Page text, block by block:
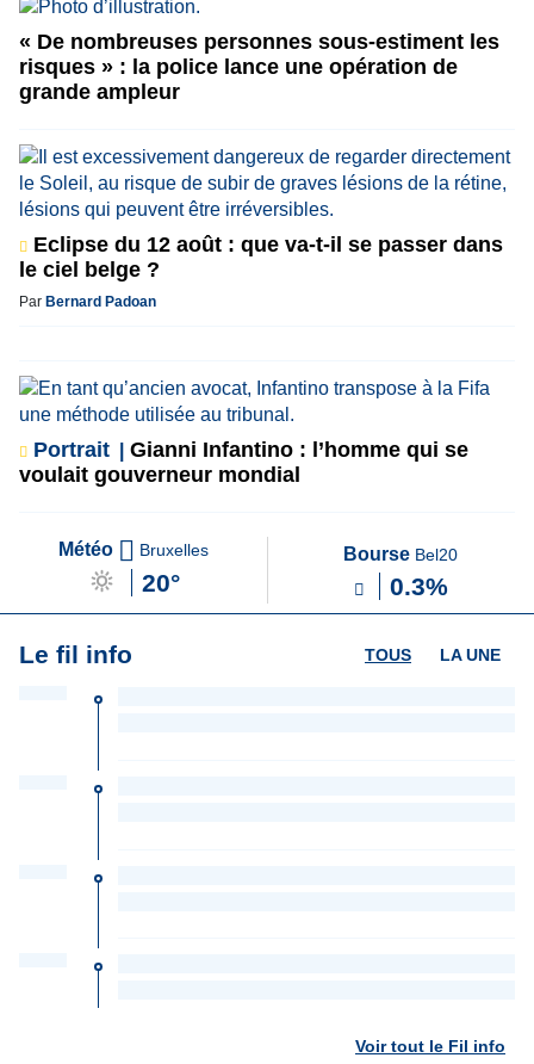
« De nombreuses personnes sous-estiment les
risques » : la police lance une opération de
grande ampleur
Eclipse du 12 août : que va-t-il se passer dans
le ciel belge ?
Par Bernard Padoan
Portrait
Gianni Infantino : l’homme qui se
voulait gouverneur mondial
Météo Bruxelles
20°
Bourse Bel20
0.3%
Le fil info LA UNE
TOUS
Voir tout le Fil info